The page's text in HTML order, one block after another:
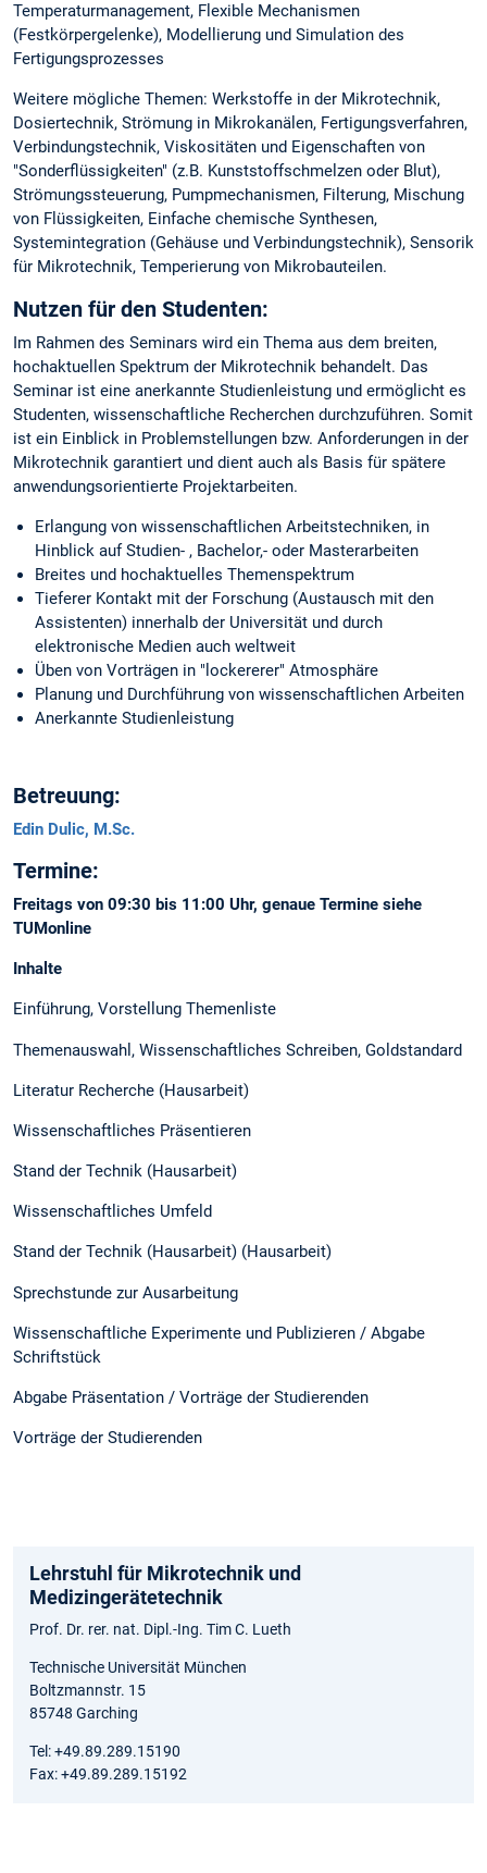
Temperaturmanagement, Flexible Mechanismen
(Festkörpergelenke), Modellierung und Simulation des
Fertigungsprozesses
Weitere mögliche Themen: Werkstoffe in der Mikrotechnik,
Dosiertechnik, Strömung in Mikrokanälen, Fertigungsverfahren,
Verbindungstechnik, Viskositäten und Eigenschaften von
"Sonderflüssigkeiten" (z.B. Kunststoffschmelzen oder Blut),
Strömungssteuerung, Pumpmechanismen, Filterung, Mischung
von Flüssigkeiten, Einfache chemische Synthesen,
Systemintegration (Gehäuse und Verbindungstechnik), Sensorik
für Mikrotechnik, Temperierung von Mikrobauteilen.
Nutzen für den Studenten:
Im Rahmen des Seminars wird ein Thema aus dem breiten,
hochaktuellen Spektrum der Mikrotechnik behandelt. Das
Seminar ist eine anerkannte Studienleistung und ermöglicht es
Studenten, wissenschaftliche Recherchen durchzuführen. Somit
ist ein Einblick in Problemstellungen bzw. Anforderungen in der
Mikrotechnik garantiert und dient auch als Basis für spätere
anwendungsorientierte Projektarbeiten.
Erlangung von wissenschaftlichen Arbeitstechniken, in
Hinblick auf Studien- , Bachelor,- oder Masterarbeiten
Breites und hochaktuelles Themenspektrum
Tieferer Kontakt mit der Forschung (Austausch mit den
Assistenten) innerhalb der Universität und durch
elektronische Medien auch weltweit
Üben von Vorträgen in "lockererer" Atmosphäre
Planung und Durchführung von wissenschaftlichen Arbeiten
Anerkannte Studienleistung
Betreuung:
Edin Dulic, M.Sc.
Termine:
Freitags von 09:30 bis 11:00 Uhr, genaue Termine siehe
TUMonline
Inhalte
Einführung, Vorstellung Themenliste
Themenauswahl, Wissenschaftliches Schreiben, Goldstandard
Literatur Recherche (Hausarbeit)
Wissenschaftliches Präsentieren
Stand der Technik (Hausarbeit)
Wissenschaftliches Umfeld
Stand der Technik (Hausarbeit) (Hausarbeit)
Sprechstunde zur Ausarbeitung
Wissenschaftliche Experimente und Publizieren / Abgabe
Schriftstück
Abgabe Präsentation / Vorträge der Studierenden
Vorträge der Studierenden
Lehrstuhl für Mikrotechnik und
Medizingerätetechnik
Prof. Dr. rer. nat. Dipl.-Ing. Tim C. Lueth
Technische Universität München
Boltzmannstr. 15
85748 Garching
Tel: +49.89.289.15190
Fax: +49.89.289.15192